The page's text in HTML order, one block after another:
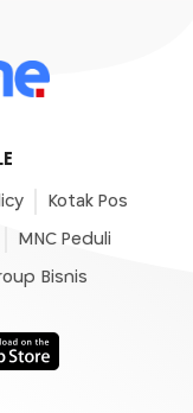
Kotak Pos
MNC Peduli
Bisnis